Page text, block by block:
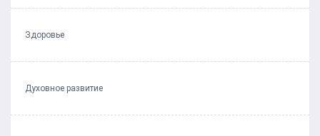
Здоровье
Духовное развитие